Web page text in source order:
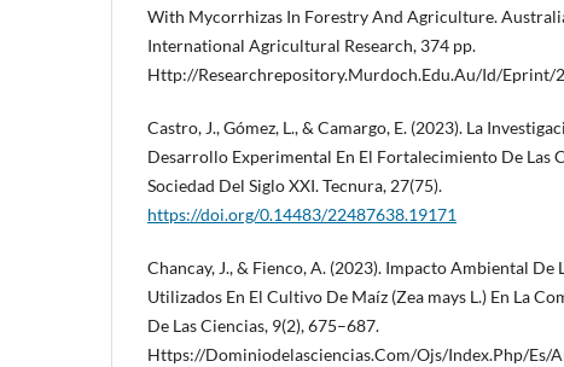
With Mycorrhizas In Forestry And Agriculture.
International Agricultural Research, 374 pp.
Http://Researchrepository.Murdoch.Edu.Au/Id/Eprint/
Castro, J., Gómez, L., & Camargo, E. (2023). La
Desarrollo Experimental En El Fortalecimiento De Las
Sociedad Del Siglo XXI. Tecnura, 27(75).
https://doi.org/0.14483/22487638.19171
Chancay, J., & Fienco, A. (2023). Impacto Ambiental De
Utilizados En El Cultivo De Maíz (Zea mays L.) En La
De Las Ciencias, 9(2), 675–687.
Https://Dominiodelasciencias.Com/Ojs/Index.Php/Es/